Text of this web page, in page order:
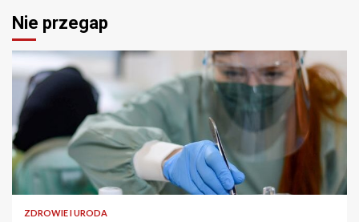
Nie przegap
ZDROWIE I URODA